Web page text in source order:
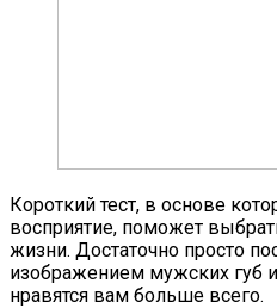
Короткий тест, в основе
восприятие, поможет
жизни. Достаточно просто
изображением мужских губ
нравятся вам больше всего.